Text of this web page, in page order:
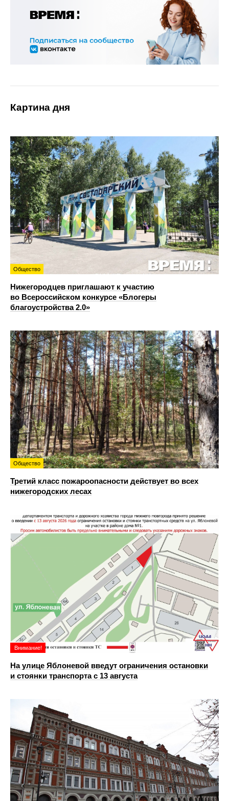
Картина дня
Общество
Нижегородцев приглашают к участию
во Всероссийском конкурсе «Блогеры
благоустройства 2.0»
Общество
Третий класс пожароопасности действует во всех
нижегородских лесах
Внимание!
На улице Яблоневой введут ограничения остановки
и стоянки транспорта с 13 августа